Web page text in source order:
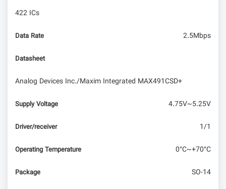
422 ICs
Data Rate 2.5Mbps
Datasheet
Analog Devices Inc./Maxim Integrated MAX491CSD+
Supply Voltage 4.75V~5.25V
Driver/receiver 1/1
Operating Temperature 0°C~+70°C
Package SO-14